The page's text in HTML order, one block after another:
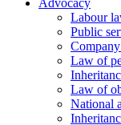
Advocacy
Labour
Public
Law of
Law of
National